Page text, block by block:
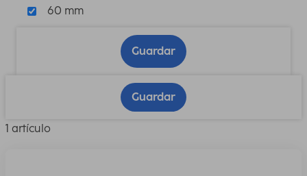
60 mm
Guardar
Guardar
1 artículo